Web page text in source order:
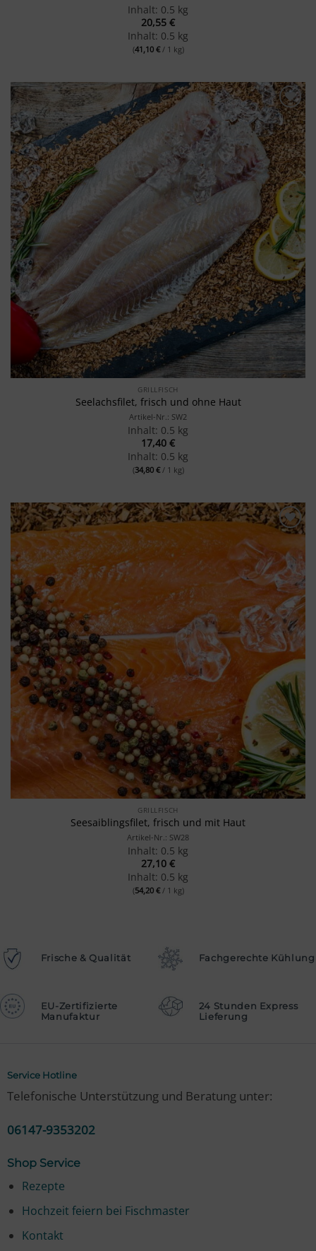
Inhalt: 0.5 kg
20,55 €
Inhalt: 0.5 kg
(41,10 €/ 1 kg)
Merken
GRILLFISCH
Seelachsfilet, frisch und ohne Haut
Artikel-Nr.: SW2
Inhalt: 0.5 kg
17,40 €
Inhalt: 0.5 kg
(34,80 €/ 1 kg)
Merken
GRILLFISCH
Seesaiblingsfilet, frisch und mit Haut
Artikel-Nr.: SW28
Inhalt: 0.5 kg
27,10 €
Inhalt: 0.5 kg
(54,20 €/ 1 kg)
Frische & Qualität Fachgerechte Kühlung
EU-Zertifizierte
Manufaktur
24 Stunden Express
Lieferung
Service Hotline
Telefonische Unterstützung und Beratung unter:
06147-9353202
Shop Service
Rezepte
Hochzeit feiern bei Fischmaster
Kontakt